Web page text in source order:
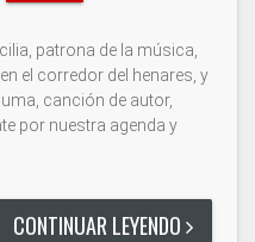
patrona de la música,
el corredor del henares, y
canción de autor,
por nuestra agenda y
CONTINUAR LEYENDO